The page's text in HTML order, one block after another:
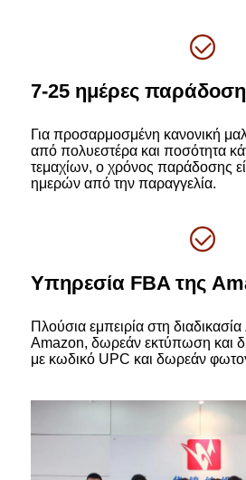
7-25 ημέρες
Για προσαρμοσμένη κανονική
από πολυεστέρα και ποσότητα
τεμαχίων, ο χρόνος παράδοσης
ημερών από την παραγγελία.
Υπηρεσία FBA της
Πλούσια εμπειρία στη διαδικασία
Amazon, δωρεάν εκτύπωση και
με κωδικό UPC και δωρεάν